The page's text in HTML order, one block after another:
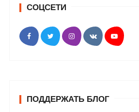
СОЦСЕТИ
ПОДДЕРЖАТЬ БЛОГ